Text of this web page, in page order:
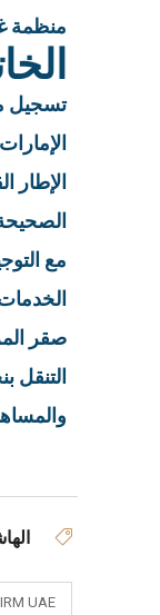
منظمة
تسجيل
الإطار
مع
صقر
التنقل
UAE